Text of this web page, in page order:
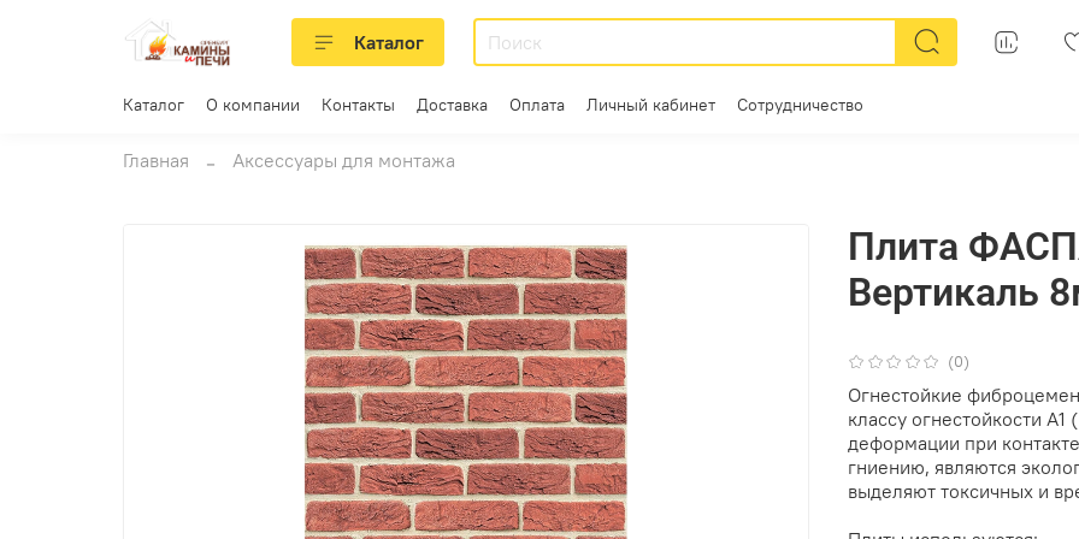
Каталог
Каталог О компании Контакты Доставка Оплата Личный кабинет Сотрудничество
Главная Аксессуары для монтажа
(0)
Плита
Вертикаль
Огнестойкие
классу огнестойкости
деформации при
гниению, являются
выделяют токсичных и